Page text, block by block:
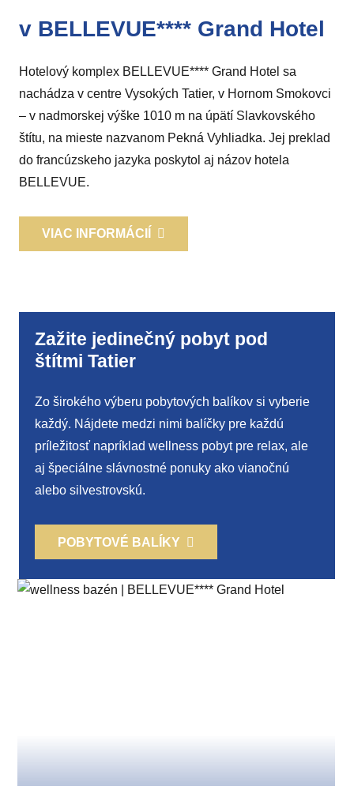
v BELLEVUE**** Grand Hotel
Hotelový komplex BELLEVUE**** Grand Hotel sa
nachádza v centre Vysokých Tatier, v Hornom Smokovci
– v nadmorskej výške 1010 m na úpätí Slavkovského
štítu, na mieste nazvanom Pekná Vyhliadka. Jej preklad
do francúzskeho jazyka poskytol aj názov hotela
BELLEVUE.
VIAC INFORMÁCIÍ
Zažite jedinečný pobyt pod
štítmi Tatier
Zo širokého výberu pobytových balíkov si vyberie
každý. Nájdete medzi nimi balíčky pre každú
príležitosť napríklad wellness pobyt pre relax, ale
aj špeciálne slávnostné ponuky ako vianočnú
alebo silvestrovskú.
POBYTOVÉ BALÍKY